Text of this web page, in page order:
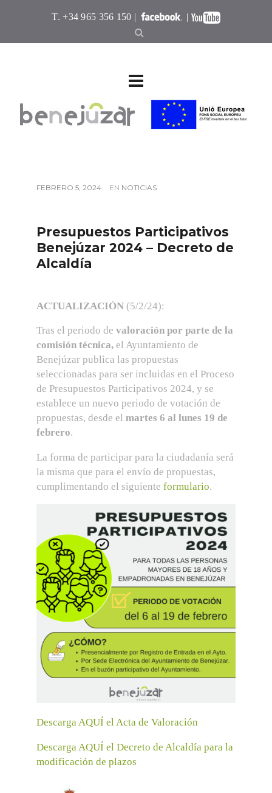
T. +34 965 356 150 | |
FEBRERO 5, 2024 EN NOTICIAS
Presupuestos Participativos
Benejúzar 2024 – Decreto de
Alcaldía
ACTUALIZACIÓN (5/2/24):
Tras el periodo de valoración por parte de la
comisión técnica, el Ayuntamiento de
Benejúzar publica las propuestas
seleccionadas para ser incluidas en el Proceso
de Presupuestos Participativos 2024, y se
establece un nuevo periodo de votación de
propuestas, desde el martes 6 al lunes 19 de
febrero.
La forma de participar para la ciudadanía será
la misma que para el envío de propuestas,
cumplimentando el siguiente formulario.
Descarga AQUÍ el Acta de Valoración
Descarga AQUÍ el Decreto de Alcaldía para la
modificación de plazos